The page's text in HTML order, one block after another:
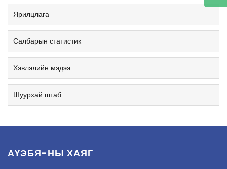
Ярилцлага
Салбарын статистик
Хэвлэлийн мэдээ
Шуурхай штаб
АҮЭБЯ-НЫ ХАЯГ